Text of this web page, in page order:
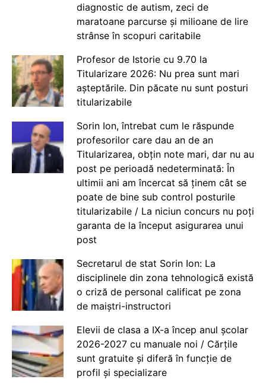
diagnostic de autism, zeci de
maratoane parcurse și milioane de lire
strânse în scopuri caritabile
Profesor de Istorie cu 9.70 la
Titularizare 2026: Nu prea sunt mari
așteptările. Din păcate nu sunt posturi
titularizabile
Sorin Ion, întrebat cum le răspunde
profesorilor care dau an de an
Titularizarea, obțin note mari, dar nu au
post pe perioadă nedeterminată: În
ultimii ani am încercat să ținem cât se
poate de bine sub control posturile
titularizabile / La niciun concurs nu poți
garanta de la început asigurarea unui
post
Secretarul de stat Sorin Ion: La
disciplinele din zona tehnologică există
o criză de personal calificat pe zona
de maiștri-instructori
Elevii de clasa a IX-a încep anul școlar
2026-2027 cu manuale noi / Cărțile
sunt gratuite și diferă în funcție de
profil și specializare